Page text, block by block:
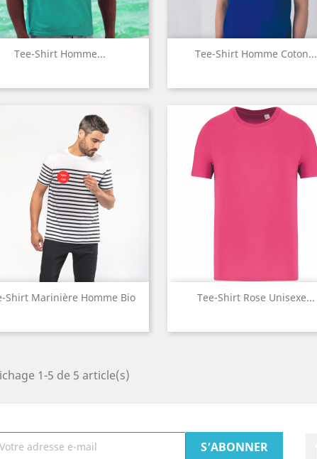
Tee-Shirt Homme...
Aperçu rapide
Tee-Shirt Homme Coton...
Aperçu rapide
Shirt Marinière Homme Bio
 Aperçu rapide
Tee-Shirt Rose Unisexe...
Aperçu rapide
1-5 de 5 article(s)